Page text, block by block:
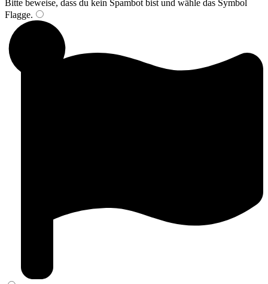
Bitte beweise, dass du kein Spambot bist und wähle das Symbol
Flagge.